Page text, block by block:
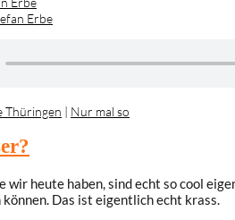
Erbe
Thüringen | Nur mal so
wir heute haben, sind echt so cool
Das ist eigentlich echt krass.